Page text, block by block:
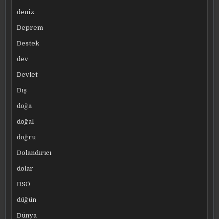
deniz
Deprem
Destek
dev
Devlet
Dış
doğa
doğal
doğru
Dolandırıcı
dolar
DSÖ
düğün
Dünya